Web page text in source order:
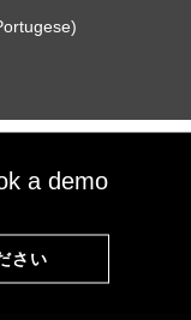
a demo
さい